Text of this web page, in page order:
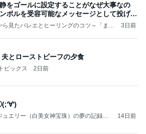
をゴールに設定することがなぜ大事なの
ボルを受容可能なメッセージとして投げる
ら見たバレエとヒーリングのコツ～「まと
3日前
とローストビーフの夕食
ピックス 2日前
ュエリー（白美女神宝珠）の夢の記録
14日前